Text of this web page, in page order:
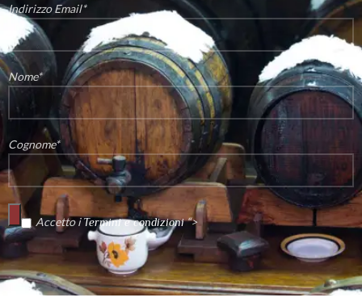
Indirizzo Email*
Nome*
Cognome*
Accetto iTermini e condizioni“>